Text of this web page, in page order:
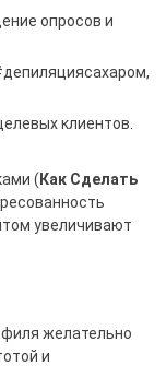
опросов и
клиентов.
( Как Сделать
увеличивают
желательно
и